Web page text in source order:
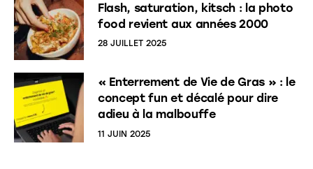
Flash, saturation, kitsch : la photo
food revient aux années 2000
28 JUILLET 2025
« Enterrement de Vie de Gras » : le
concept fun et décalé pour dire
adieu à la malbouffe
11 JUIN 2025